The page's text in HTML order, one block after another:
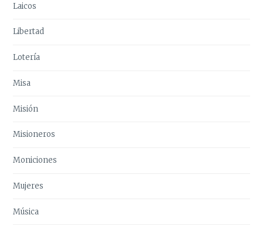
Laicos
Libertad
Lotería
Misa
Misión
Misioneros
Moniciones
Mujeres
Música